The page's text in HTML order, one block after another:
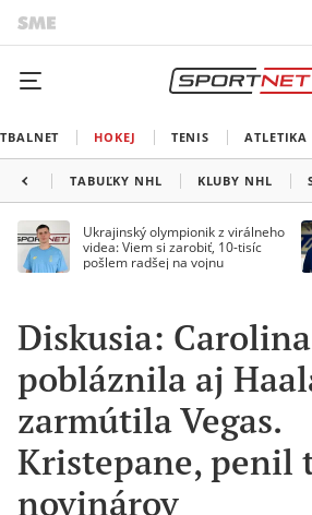
HOKEJ TENIS ATLETIKA
TABUĽKY NHL KLUBY NHL
Ukrajinský olympionik z virálneho
videa: Viem si zarobiť, 10-tisíc
pošlem radšej na vojnu
Diskusia: Carolina
pobláznila aj
zarmútila Vegas.
Kristepane, penil
novinárov